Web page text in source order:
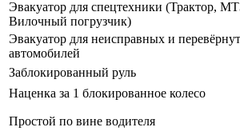
Эвакуатор для спецтехники (Трактор,
Вилочный погрузчик)
Эвакуатор для неисправных и
автомобилей
Заблокированный руль
Наценка за 1 блокированное колесо
Простой по вине водителя